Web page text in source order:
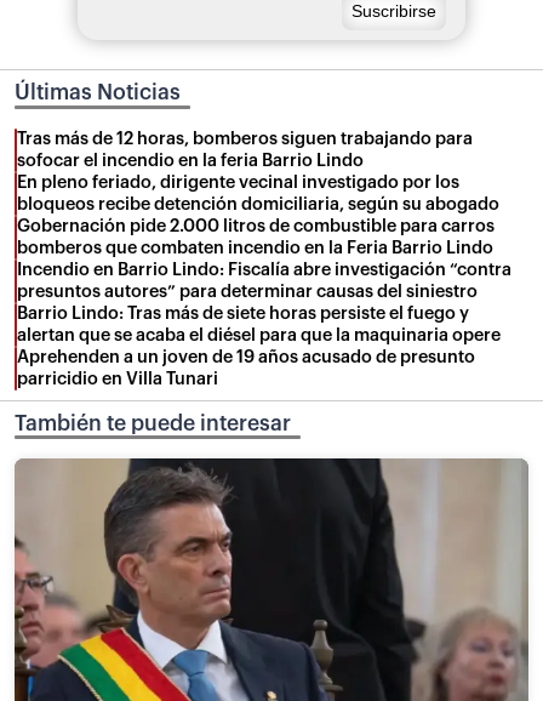
Últimas Noticias
Tras más de 12 horas, bomberos siguen trabajando para
sofocar el incendio en la feria Barrio Lindo
En pleno feriado, dirigente vecinal investigado por los
bloqueos recibe detención domiciliaria, según su abogado
Gobernación pide 2.000 litros de combustible para carros
bomberos que combaten incendio en la Feria Barrio Lindo
Incendio en Barrio Lindo: Fiscalía abre investigación “contra
presuntos autores” para determinar causas del siniestro
Barrio Lindo: Tras más de siete horas persiste el fuego y
alertan que se acaba el diésel para que la maquinaria opere
Aprehenden a un joven de 19 años acusado de presunto
parricidio en Villa Tunari
También te puede interesar